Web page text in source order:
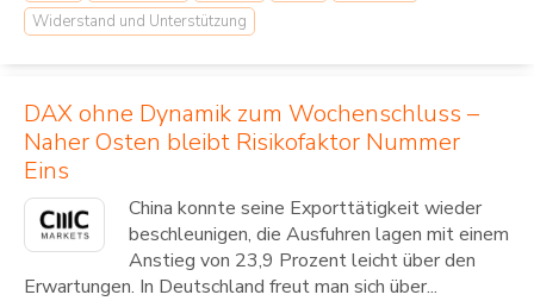
Widerstand und Unterstützung
DAX ohne Dynamik zum Wochenschluss –
Naher Osten bleibt Risikofaktor Nummer
Eins
China konnte seine Exporttätigkeit wieder
beschleunigen, die Ausfuhren lagen mit einem
Anstieg von 23,9 Prozent leicht über den
Erwartungen. In Deutschland freut man sich über...